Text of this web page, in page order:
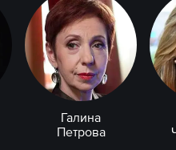
Галина
Петрова